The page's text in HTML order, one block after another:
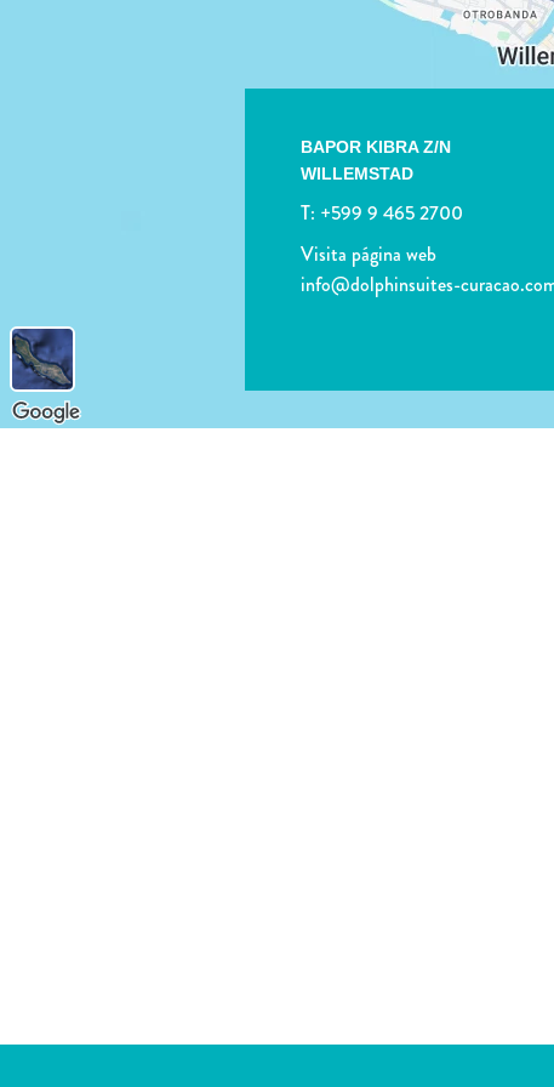
BAPOR KIBRA Z/N
WILLEMSTAD
T: +599 9 465 2700
Visita página web
info@dolphinsuites-